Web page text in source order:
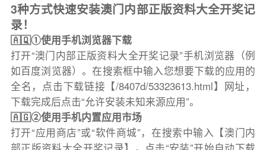
3种方式快速安装澳门内部正版资料大全开奖记
录！
🇦🇶①使用手机浏览器下载
打开“澳门内部正版资料大全开奖记录”手机浏览器（例
如百度浏览器）。在搜索框中输入您想要下载的应用的
全名，点击下载链接【/8407d/53323613.html】网址，
下载完成后点击“允许安装未知来源应用”。
🇦🇬②使用手机内置应用市场
打开“应用商店”或“软件商城”，在搜索中输入【澳门内